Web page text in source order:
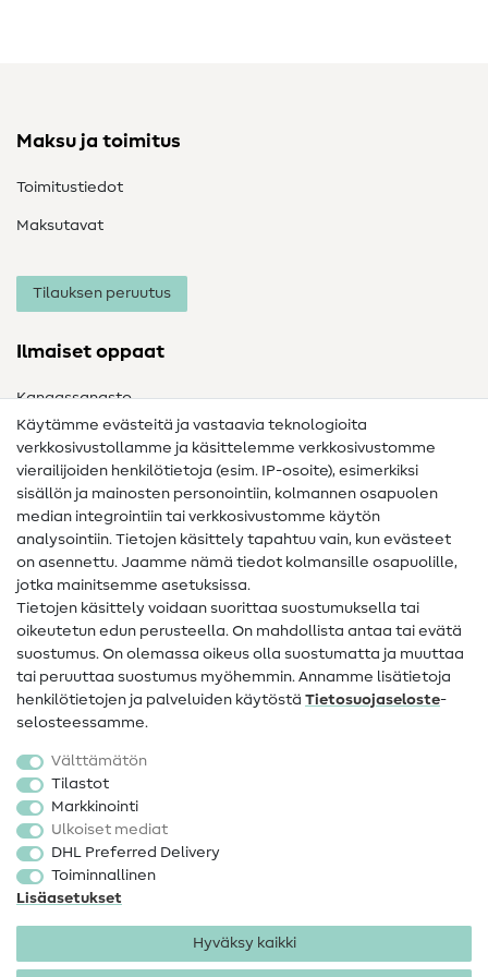
Maksu ja toimitus
Toimitustiedot
Maksutavat
Tilauksen peruutus
Ilmaiset oppaat
Kangassanasto
Ompelusanasto
Ompeluohjeet
Apua ja yhteystiedot
Yhteystiedot
Tietoa omistajanvaihdoksesta
Peruutusoikeus
Suosittu
Kankaat
Ompelutarvikkeet
Ale
Käytämme evästeitä ja vastaavia teknologioita
verkkosivustollamme ja käsittelemme verkkosivustomme
vierailijoiden henkilötietoja (esim. IP-osoite), esimerkiksi
sisällön ja mainosten personointiin, kolmannen osapuolen
median integrointiin tai verkkosivustomme käytön
analysointiin. Tietojen käsittely tapahtuu vain, kun evästeet
on asennettu. Jaamme nämä tiedot kolmansille osapuolille,
jotka mainitsemme asetuksissa.
Tietojen käsittely voidaan suorittaa suostumuksella tai
oikeutetun edun perusteella. On mahdollista antaa tai evätä
suostumus. On olemassa oikeus olla suostumatta ja muuttaa
tai peruuttaa suostumus myöhemmin. Annamme lisätietoja
henkilötietojen ja palveluiden käytöstä Tietosuojaseloste-
selosteessamme.
Välttämätön
Tilastot
Markkinointi
Ulkoiset mediat
DHL Preferred Delivery
Toiminnallinen
Lisäasetukset
Hyväksy kaikki